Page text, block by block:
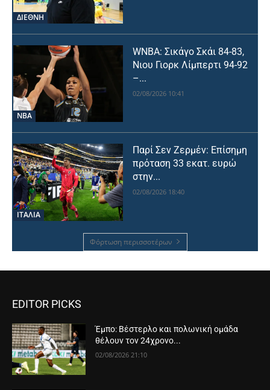
ΔΙΕΘΝΗ
NBA
WNBA: Σικάγο Σκάι 84-83,
Νιου Γιορκ Λίμπερτι 94-92
–...
02/08/2026 10:41
ΙΤΑΛΙΑ
Παρί Σεν Ζερμέν: Επίσημη
πρόταση 33 εκατ. ευρώ
στην...
02/08/2026 18:40
Φόρτωση περισσοτέρων
EDITOR PICKS
Έμπο: Βέστερλο και πολωνική ομάδα
θέλουν τον 24χρονο...
02/08/2026 21:10